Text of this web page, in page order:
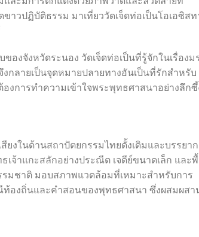
วปฏิบัติธรรม มาเที่ยววัดเจ็ดท่อเป็นโอเอซิสท
องจังหวัดระนอง วัดเจ็ดท่อเป็นที่รู้จักในเรื่องม
ลายเป็นจุดหมายปลายทางอันเป็นที่รักสำหรับ
งการทำความเข้าใจพระพุทธศาสนาอย่างลึกซึ้
ยงในด้านสถาปัตยกรรมไทยดั้งเดิมและบรรยา
เจ้าแกะสลักอย่างประณีต เจดีย์ขนาดเล็ก และ
มชาติ มอบสภาพแวดล้อมที่เหมาะสำหรับการ
ท้องถิ่นและคำสอนของพุทธศาสนา ซึ่งผสมผสา